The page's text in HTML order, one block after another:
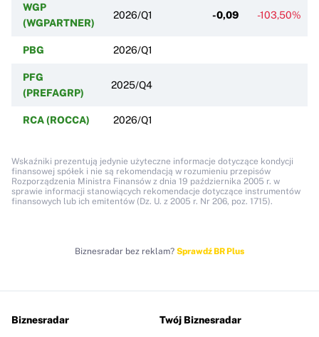
WGP
(WGPARTNER)
2026/Q1 -0,09 -103,50%
PBG 2026/Q1
PFG
(PREFAGRP)
2025/Q4
RCA (ROCCA) 2026/Q1
Wskaźniki prezentują jedynie użyteczne informacje dotyczące kondycji
finansowej spółek i nie są rekomendacją w rozumieniu przepisów
Rozporządzenia Ministra Finansów z dnia 19 października 2005 r. w
sprawie informacji stanowiących rekomendacje dotyczące instrumentów
finansowych lub ich emitentów (Dz. U. z 2005 r. Nr 206, poz. 1715).
Biznesradar bez reklam? Sprawdź BR Plus
Biznesradar Twój Biznesradar